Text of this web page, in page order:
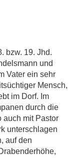
bzw. 19. Jhd.
und
Vater ein sehr
Mensch,
im Dorf. Im
durch die
auch mit Pastor
unterschlagen
auf den